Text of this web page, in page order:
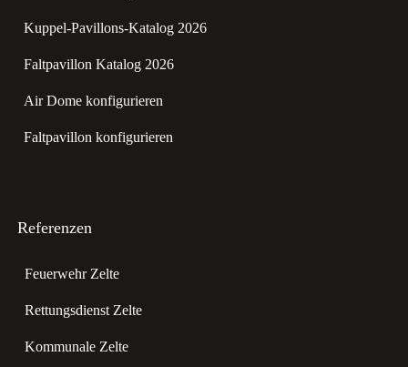
Kuppel-Pavillons-Katalog 2026
Faltpavillon Katalog 2026
Air Dome konfigurieren
Faltpavillon konfigurieren
Referenzen
Feuerwehr Zelte
Rettungsdienst Zelte
Kommunale Zelte